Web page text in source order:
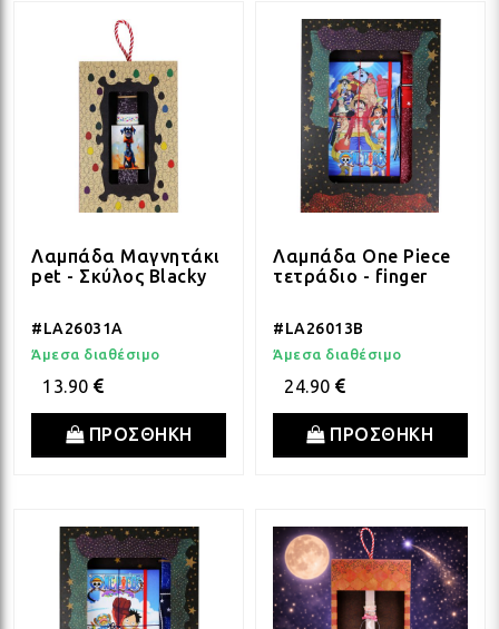
Λαμπάδα Μαγνητάκι
pet - Σκύλος Blacky
#LA26031A
Άμεσα διαθέσιμο
13.90
ΠΡΟΣΘΗΚΗ
Λαμπάδα One Piece
τετράδιο - finger
#LA26013B
Άμεσα διαθέσιμο
24.90
ΠΡΟΣΘΗΚΗ